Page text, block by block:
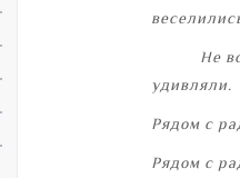
Не
удивляли.
Рядом с
Рядом с